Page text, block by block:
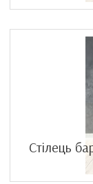
Стілець